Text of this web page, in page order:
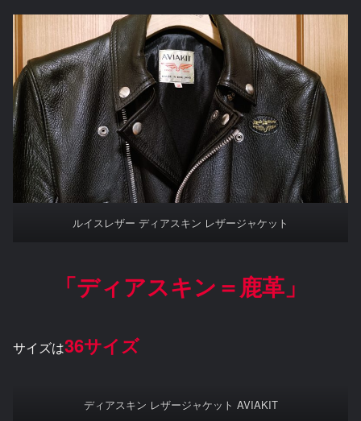
ルイスレザー ディアスキン レザージャケット
「ディアスキン＝鹿革」
サイズは36サイズ
ディアスキン レザージャケット AVIAKIT